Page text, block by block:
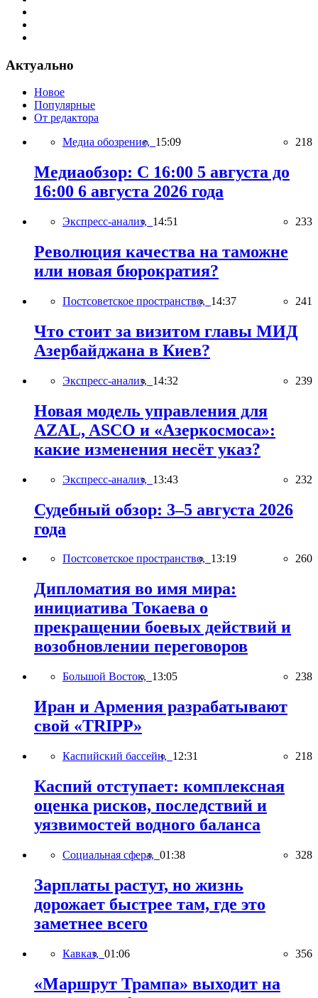
Актуально
Новое
Популярные
От редактора
Медиа обозрение, 15:09 218
Медиаобзор: С 16:00 5 августа до
16:00 6 августа 2026 года
Экспресс-анализ, 14:51 233
Революция качества на таможне
или новая бюрократия?
Постсоветское пространство, 14:37 241
Что стоит за визитом главы МИД
Азербайджана в Киев?
Экспресс-анализ, 14:32 239
Новая модель управления для
AZAL, ASCO и «Азеркосмоса»:
какие изменения несёт указ?
Экспресс-анализ, 13:43 232
Судебный обзор: 3–5 августа 2026
года
Постсоветское пространство, 13:19 260
Дипломатия во имя мира:
инициатива Токаева о
прекращении боевых действий и
возобновлении переговоров
Большой Восток, 13:05 238
Иран и Армения разрабатывают
свой «TRIPP»
Каспийский бассейн, 12:31 218
Каспий отступает: комплексная
оценка рисков, последствий и
уязвимостей водного баланса
Социальная сфера, 01:38 328
Зарплаты растут, но жизнь
дорожает быстрее там, где это
заметнее всего
Кавказ, 01:06 356
«Маршрут Трампа» выходит на